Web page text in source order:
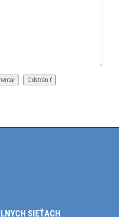
SIEŤACH